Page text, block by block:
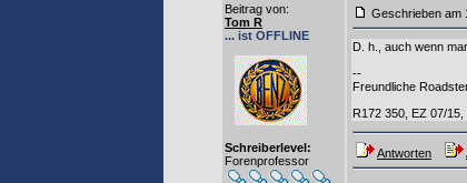
Beitrag von:
Tom R
... ist OFFLINE
Schreiberlevel:
Forenprofessor
Geschrieben am
D. h., auch wenn
--
Freundliche
R172 350, EZ 07/
Antworten